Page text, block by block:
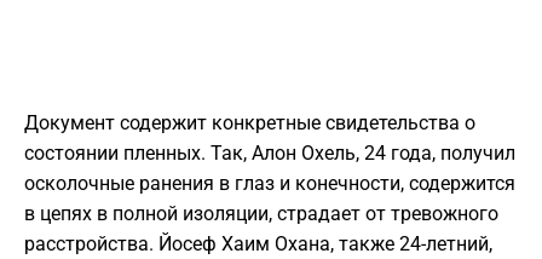
Документ содержит конкретные свидетельства о
состоянии пленных. Так, Алон Охель, 24 года, получил
осколочные ранения в глаз и конечности, содержится
в цепях в полной изоляции, страдает от тревожного
расстройства. Йосеф Хаим Охана, также 24-летний,